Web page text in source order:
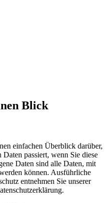
Blick
einfachen Überblick darüber,
passiert, wenn Sie diese
Daten sind alle Daten, mit
können. Ausführliche
entnehmen Sie unserer